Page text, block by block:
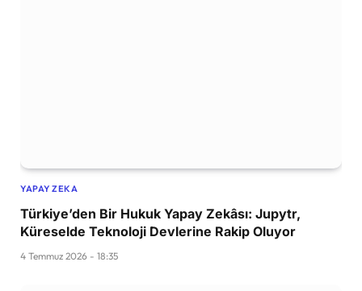
YAPAY ZEKA
Türkiye’den Bir Hukuk Yapay Zekâsı: Jupytr,
Küreselde Teknoloji Devlerine Rakip Oluyor
4 Temmuz 2026 - 18:35